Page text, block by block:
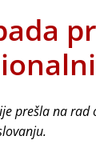
prešla na rad